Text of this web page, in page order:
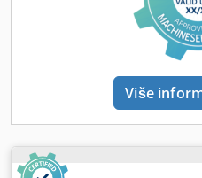
Više